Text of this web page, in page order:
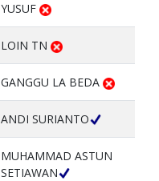
YUSUF
LOIN TN
GANGGU LA BEDA
ANDI SURIANTO
MUHAMMAD ASTUN
SETIAWAN